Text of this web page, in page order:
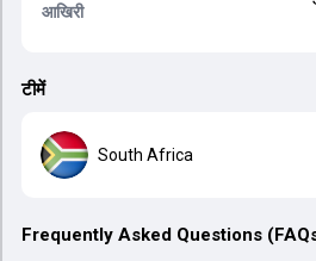
आखिरी
टीमें
South Africa
Frequently Asked Questions